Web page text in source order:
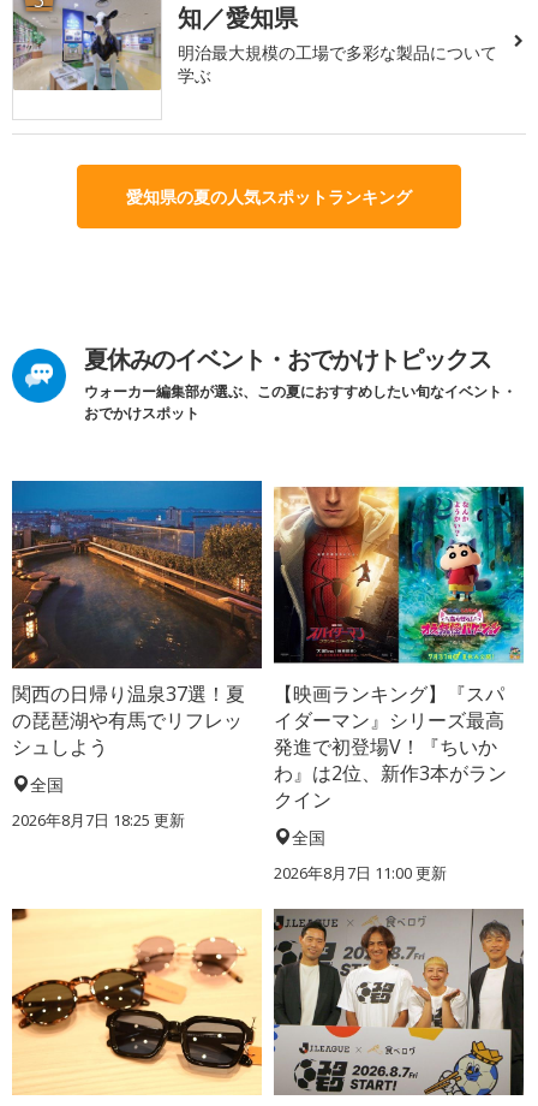
知／愛知県
明治最大規模の工場で多彩な製品について
学ぶ
愛知県の夏の人気スポットランキング
夏休みのイベント・おでかけトピックス
ウォーカー編集部が選ぶ、この夏におすすめしたい旬なイベント・
おでかけスポット
関西の日帰り温泉37選！夏
の琵琶湖や有馬でリフレッ
シュしよう
全国
2026年8月7日 18:25 更新
【映画ランキング】『スパ
イダーマン』シリーズ最高
発進で初登場V！『ちいか
わ』は2位、新作3本がラン
クイン
全国
2026年8月7日 11:00更新